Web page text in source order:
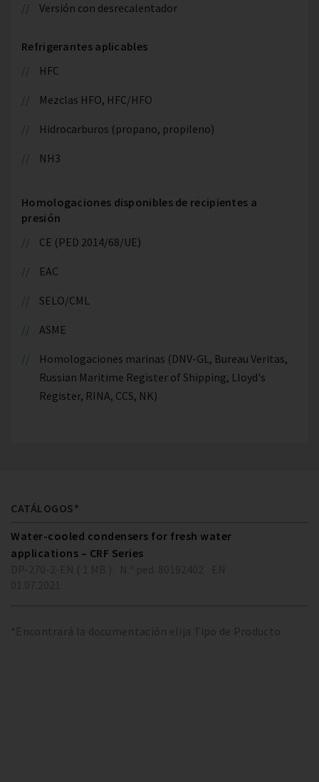
Versión con desrecalentador
Refrigerantes aplicables
HFC
Mezclas HFO, HFC/HFO
Hidrocarburos (propano, propileno)
NH3
Homologaciones disponibles de recipientes a
presión
CE (PED 2014/68/UE)
EAC
SELO/CML
ASME
Homologaciones marinas (DNV-GL, Bureau Veritas,
Russian Maritime Register of Shipping, Lloyd's
Register, RINA, CCS, NK)
CATÁLOGOS*
Water-cooled condensers for fresh water
applications – CRF Series
*Encontrará la documentación elija Tipo de Producto